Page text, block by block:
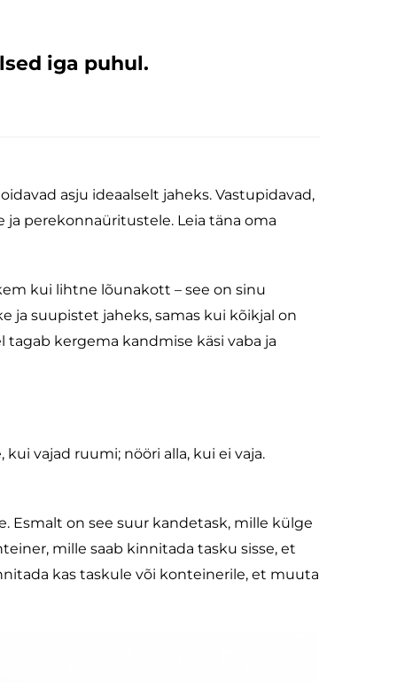
iga puhul.
asju ideaalselt jaheks. Vastupidavad,
perekonnaüritustele. Leia täna oma
kui lihtne lõunakott – see on sinu
ja suupistet jaheks, samas kui kõikjal on
kergema kandmise käsi vaba ja
vajad ruumi; nööri alla, kui ei vaja.
Esmalt on see suur kandetask, mille külge
mille saab kinnitada tasku sisse, et
kas taskule või konteinerile, et muuta